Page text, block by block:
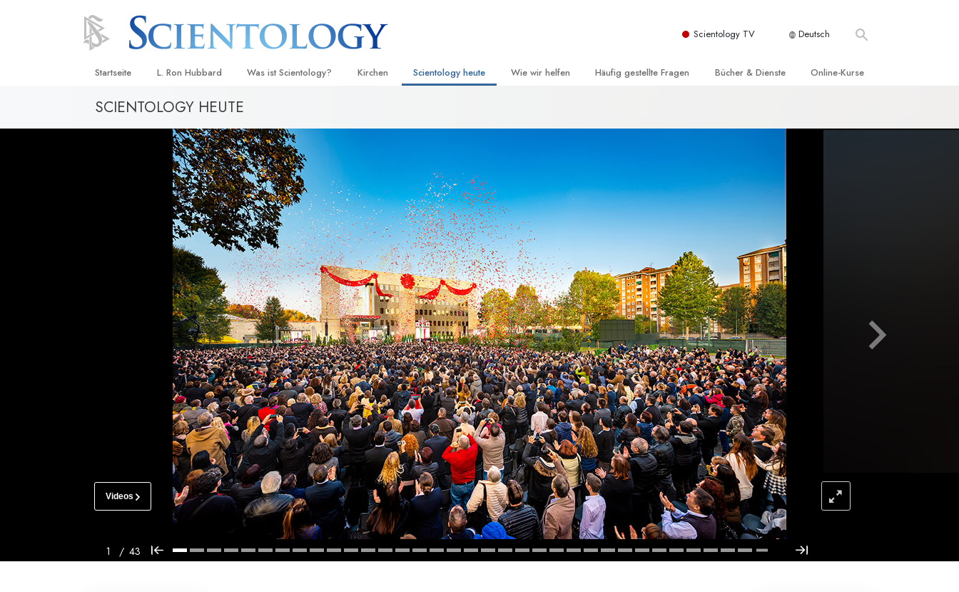
Scientology TV Deutsch
Startseite L. Ron Hubbard Was ist Scientology?
Scientology Bekenntnisse und
Kodizes
Was Scientologen über Scientology
sagen
Lernen Sie einen Scientologen kennen
Innerhalb einer Scientology Kirche
Die Grundprinzipien der Scientology
Eine Einführung in die Dianetik
Liebe und Hass – Was ist Größe?
Kirchen
Fortgeschrittene Organisationen
Flag Land Base
Freewinds
Scientology für die Welt
Scientology heute
David Miscavige – Kirchliches
Oberhaupt von Scientology
Wie wir helfen
Narconon
Fakten über Drogen
United for Human Rights (Vereint für
Menschenrechte)
Citizens Commission on Human Rights
Ehrenamtliche Scientology Geistliche
Häufig gestellte Fragen Bücher & Dienste
Einführungsfilme
Einführende Dienste
Online-Kurse
Lösungen für eine gefährliche Umwelt
Integrität und Ehrlichkeit
Ehe
Die emotionelle Tonskala
Antworten auf das Drogenproblem
Kinder
Werkzeuge für den Arbeitsplatz
Ethik und die Zustände
Die Ursache von Unterdrückung
Ermittlungen
Grundlagen des Organisierens
Die Grundlagen von Public Relations
SCIENTOLOGY HEUTE
Videos
SCIENTOLOGY
BESICHTIGUNG
1 / 43